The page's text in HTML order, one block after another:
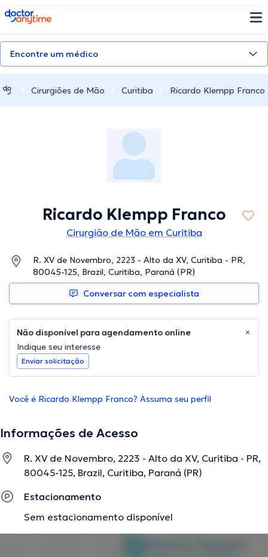
doctoranytime
Encontre um médico
Cirurgiões de Mão Curitiba Ricardo Klempp Franco
Ricardo Klempp Franco
Cirurgião de Mão em Curitiba
R. XV de Novembro, 2223 - Alto da XV, Curitiba - PR,
80045-125, Brazil, Curitiba, Paraná (PR)
Conversar com especialista
Não disponível para agendamento online
Indique seu interesse
Enviar solicitação
Você é Ricardo Klempp Franco? Assuma seu perfil
Informações de Acesso
R. XV de Novembro, 2223 - Alto da XV, Curitiba - PR,
80045-125, Brazil, Curitiba, Paraná (PR)
Estacionamento
Sem estacionamento disponível